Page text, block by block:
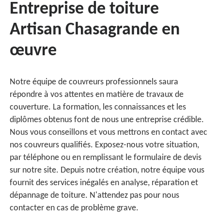
Entreprise de toiture
Artisan Chasagrande en
œuvre
Notre équipe de couvreurs professionnels saura
répondre à vos attentes en matière de travaux de
couverture. La formation, les connaissances et les
diplômes obtenus font de nous une entreprise crédible.
Nous vous conseillons et vous mettrons en contact avec
nos couvreurs qualifiés. Exposez-nous votre situation,
par téléphone ou en remplissant le formulaire de devis
sur notre site. Depuis notre création, notre équipe vous
fournit des services inégalés en analyse, réparation et
dépannage de toiture. N'attendez pas pour nous
contacter en cas de problème grave.